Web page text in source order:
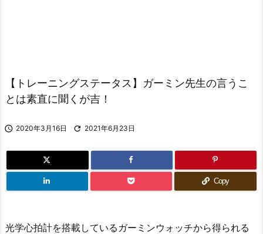
【トレーニングステータス】ガーミン先生の言うこ
とは素直に聞くが吉！
 2020年3月16日  2021年6月23日
Copy
光学心拍計を搭載しているガーミンウォッチから得られる